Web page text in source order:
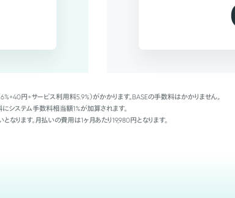
円+サービス利用料5.9%）がかかります。BASEの手数料はかかりません。
システム手数料相当額1%が加算されます。
なります。月払いの費用は1ヶ月あたり19,980円となります。